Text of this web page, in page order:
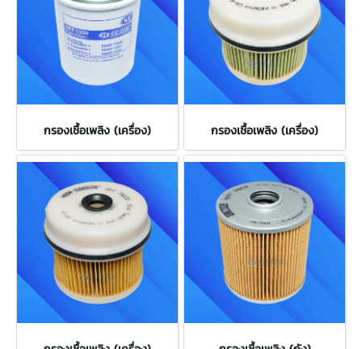
กรองเชื้อเพลิง (เครื่อง) กรองเชื้อเพลิง (เครื่อง)